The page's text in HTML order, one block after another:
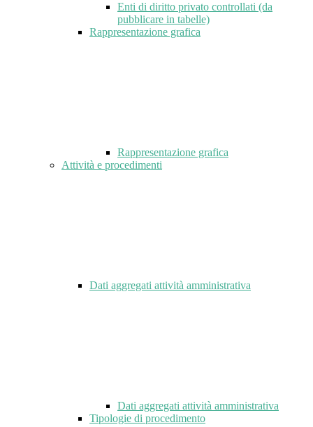
Enti di diritto privato controllati (da
pubblicare in tabelle)
Rappresentazione grafica
Rappresentazione grafica
Attività e procedimenti
Dati aggregati attività amministrativa
Dati aggregati attività amministrativa
Tipologie di procedimento